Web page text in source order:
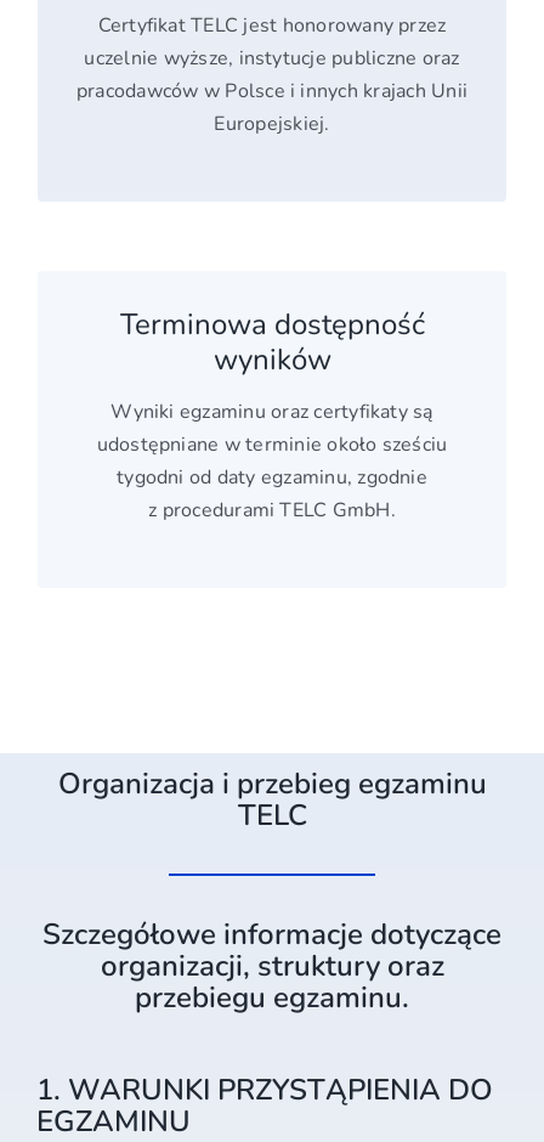
Certyfikat TELC jest honorowany przez
uczelnie wyższe, instytucje publiczne oraz
pracodawców w Polsce i innych krajach Unii
Europejskiej.
Terminowa dostępność
wyników
Wyniki egzaminu oraz certyfikaty są
udostępniane w terminie około sześciu
tygodni od daty egzaminu, zgodnie
z procedurami TELC GmbH.
Organizacja i przebieg egzaminu
TELC
Szczegółowe informacje dotyczące
organizacji, struktury oraz
przebiegu egzaminu.
1. WARUNKI PRZYSTĄPIENIA DO
EGZAMINU